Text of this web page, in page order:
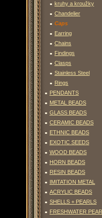
kruhy a kroužky
Chandelier
Caps
Earring
Chains
Findings
Clasps
Stainless Steel
Rings
PENDANTS
METAL BEADS
GLASS BEADS
CERAMIC BEADS
ETHNIC BEADS
EXOTIC SEEDS
WOOD BEADS
HORN BEADS
RESIN BEADS
IMITATION METAL
ACRYLIC BEADS
SHELLS + PEARLS
FRESHWATER